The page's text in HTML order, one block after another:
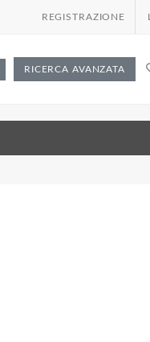
REGISTRAZIONE
RICERCA AVANZATA